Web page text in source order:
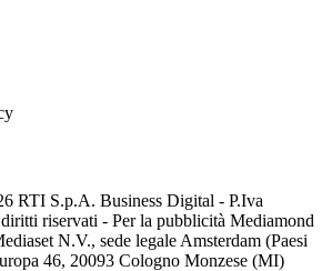
RTI S.p.A. Business Digital - P.Iva
riservati - Per la pubblicità Mediamond
N.V., sede legale Amsterdam (Paesi
46, 20093 Cologno Monzese (MI)